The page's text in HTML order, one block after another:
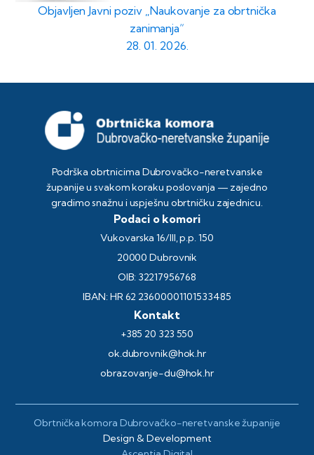
Objavljen Javni poziv „Naukovanje za obrtnička
zanimanja“
28. 01. 2026.
Podrška obrtnicima Dubrovačko-neretvanske
županije u svakom koraku poslovanja — zajedno
gradimo snažnu i uspješnu obrtničku zajednicu.
Podaci o komori
Vukovarska 16/III, p.p. 150
20000 Dubrovnik
OIB: 32217956768
IBAN: HR 62 23600001101533485
Kontakt
+385 20 323 550
ok.dubrovnik@hok.hr
obrazovanje-du@hok.hr
Obrtnička komora Dubrovačko-neretvanske županije
Design & Development